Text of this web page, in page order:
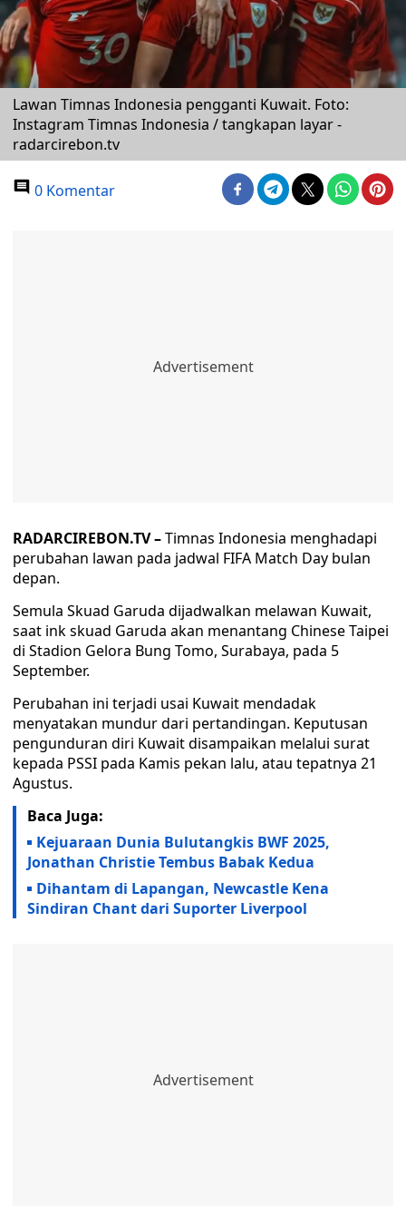
Lawan Timnas Indonesia pengganti Kuwait. Foto:
Instagram Timnas Indonesia / tangkapan layar -
radarcirebon.tv
0 Komentar
RADARCIREBON.TV –Timnas Indonesia menghadapi
perubahan lawan pada jadwal FIFA Match Day bulan
depan.
Semula Skuad Garuda dijadwalkan melawan Kuwait,
saat ink skuad Garuda akan menantang Chinese Taipei
di Stadion Gelora Bung Tomo, Surabaya, pada 5
September.
Perubahan ini terjadi usai Kuwait mendadak
menyatakan mundur dari pertandingan. Keputusan
pengunduran diri Kuwait disampaikan melalui surat
kepada PSSI pada Kamis pekan lalu, atau tepatnya 21
Agustus.
Baca Juga:
Kejuaraan Dunia Bulutangkis BWF 2025,
Jonathan Christie Tembus Babak Kedua
Dihantam di Lapangan, Newcastle Kena
Sindiran Chant dari Suporter Liverpool